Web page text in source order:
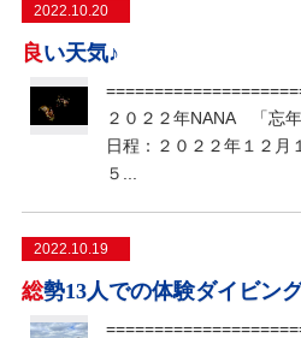
2022.10.20
良い天気♪
２０２２年NANA 「忘
日程：２０２２年１２月
５...
2022.10.19
総勢13人での体験ダイビン